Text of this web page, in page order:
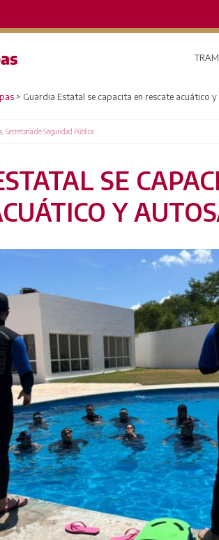
> Guardia Estatal se capacita en rescate acuático
Secretaría de Seguridad Pública
SE
Y
RED DE